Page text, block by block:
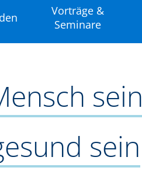
Vorträge &
Seminare
sein
sein